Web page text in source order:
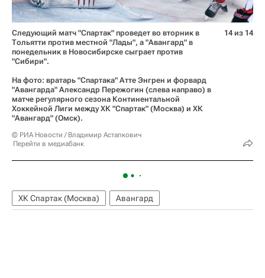
Следующий матч "Спартак" проведет во вторник в
Тольятти против местной "Лады", а "Авангард" в
понедельник в Новосибирске сыграет против
"Сибири".
На фото: вратарь "Спартака" Атте Энгрен и форвард
"Авангарда" Александр Пережогин (слева направо) в
матче регулярного сезона Континентальной
Хоккейной Лиги между ХК "Спартак" (Москва) и ХК
"Авангард" (Омск).
© РИА Новости / Владимир Астапкович
Перейти в медиабанк
14 из 14
ХК Спартак (Москва) Авангард